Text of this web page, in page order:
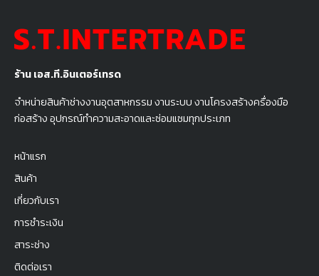
ร้าน เอส.ที.อินเตอร์เทรด
จำหน่ายสินค้าช่างงานอุตสาหกรรม งานระบบ งานโครงสร้างครื่องมือ
ก่อสร้าง อุปกรณ์ทำความสะอาดและซ่อมแซมทุกประเภท
หน้าแรก
สินค้า
เกี่ยวกับเรา
การชำระเงิน
สาระช่าง
ติดต่อเรา